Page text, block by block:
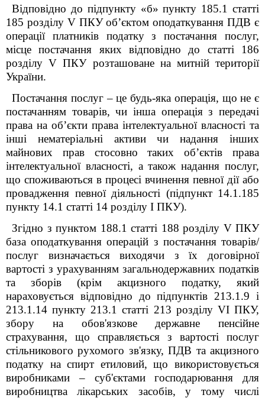
Відповідно до підпункту «б» пункту 185.1 статті
185 розділу VПКУ об’єктом оподаткування ПДВ є
операції платників податку з постачання послуг,
місце постачання яких відповідно до статті 186
розділуV ПКУ розташоване на митній території
України.
Постачання послуг – це будь-яка операція, що не є
постачанням товарів, чи інша операція з передачі
права на об’єкти права інтелектуальної власності та
інші нематеріальні активи чи надання інших
майнових прав стосовно таких об’єктів права
інтелектуальної власності, а також надання послуг,
що споживаються в процесі вчинення певної дії або
провадження певної діяльності (підпункт 14.1.185
пункту 14.1 статті 14 розділу І ПКУ).
Згідно з пунктом 188.1 статті 188 розділу VПКУ
база оподаткування операцій з постачання товарів/
послуг визначається виходячи з їх договірної
вартості з урахуванням загальнодержавних податків
та зборів (крім акцизного податку, який
нараховується відповідно до підпунктів 213.1.9 і
213.1.14 пункту 213.1 статті 213 розділу VІ ПКУ,
збору на обов'язкове державне пенсійне
страхування, що справляється з вартості послуг
стільникового рухомого зв'язку, ПДВ та акцизного
податку на спирт етиловий, що використовується
виробниками – суб'єктами господарювання для
виробництва лікарських засобів, у тому числі